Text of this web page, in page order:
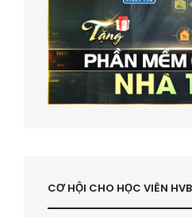
CƠ HỘI CHO HỌC VIÊN